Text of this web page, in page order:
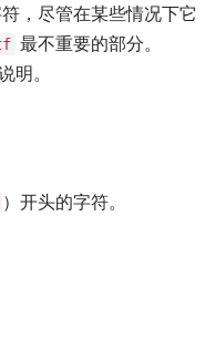
，尽管在某些情况下它
最不重要的部分。
明。
）开头的字符。